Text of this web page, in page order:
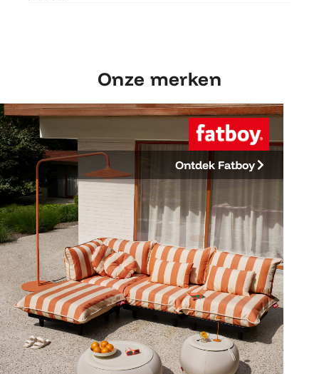
Onze merken
Ontdek Fatboy